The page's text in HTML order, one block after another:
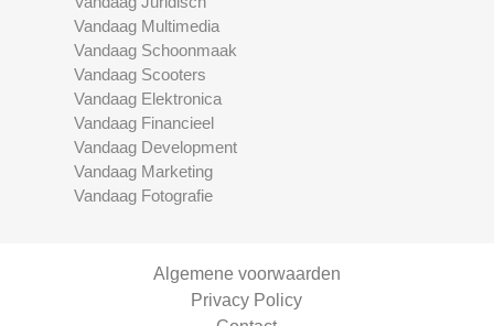
Vandaag Multimedia
Vandaag Schoonmaak
Vandaag Scooters
Vandaag Elektronica
Vandaag Financieel
Vandaag Development
Vandaag Marketing
Vandaag Fotografie
Algemene voorwaarden
Privacy Policy